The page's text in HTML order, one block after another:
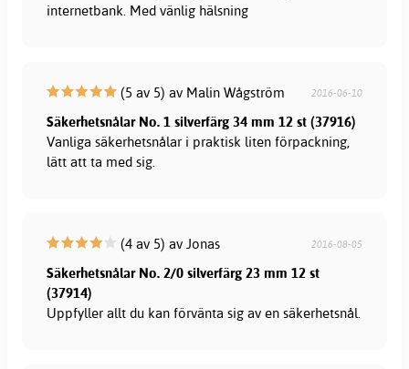
internetbank. Med vänlig hälsning
(5 av 5) av Malin Wågström 2016-06-10
Säkerhetsnålar No. 1 silverfärg 34 mm 12 st (37916)
Vanliga säkerhetsnålar i praktisk liten förpackning,
lätt att ta med sig.
(4 av 5) av Jonas 2016-08-05
Säkerhetsnålar No. 2/0 silverfärg 23 mm 12 st
(37914)
Uppfyller allt du kan förvänta sig av en säkerhetsnål.